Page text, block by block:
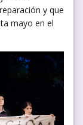
y que
mayo en el